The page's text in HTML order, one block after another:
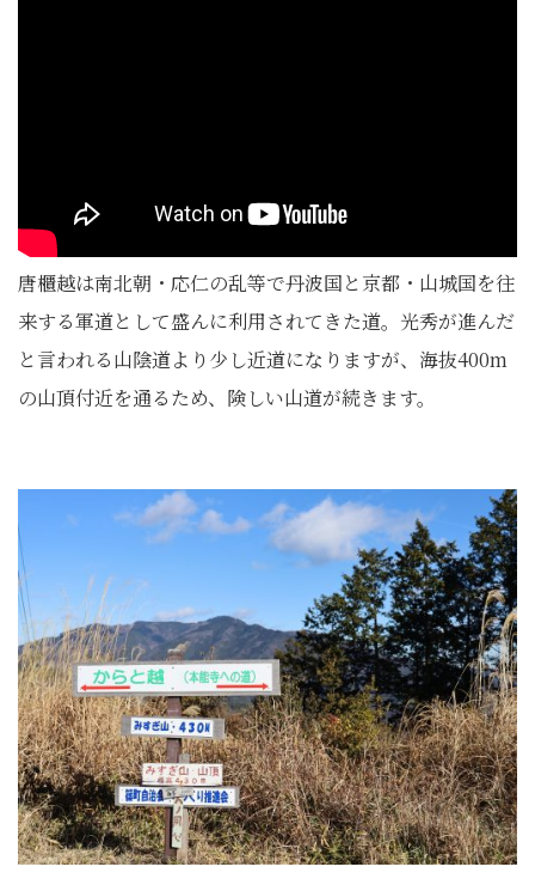
唐櫃越は南北朝・応仁の乱等で丹波国と京都・山城国を往
来する軍道として盛んに利用されてきた道。光秀が進んだ
と言われる山陰道より少し近道になりますが、海抜400m
の山頂付近を通るため、険しい山道が続きます。